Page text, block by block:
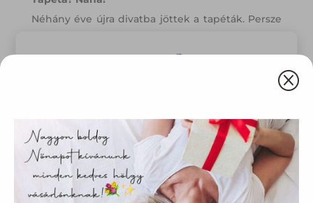
Néhány éve újra divatba jöttek a tapéták. Persze
gondolni. Kaphatók fantasztikus design tapéták,
amikkel a falfelületek kiemelését szuperül meg
teljesen más lesz a lakásnak. Fotótapétával igazi
mesevilágot varázsolhatunk a gyerekszobába is.
Q
Weboldalunkon „cookie"-kat (továbbiakban „süti")
alkalmazunk. Ezek olyan fájlok, melyek információt tárolnak
webes böngészőjében. Ehhez az Ön hozzájárulása
szükséges.